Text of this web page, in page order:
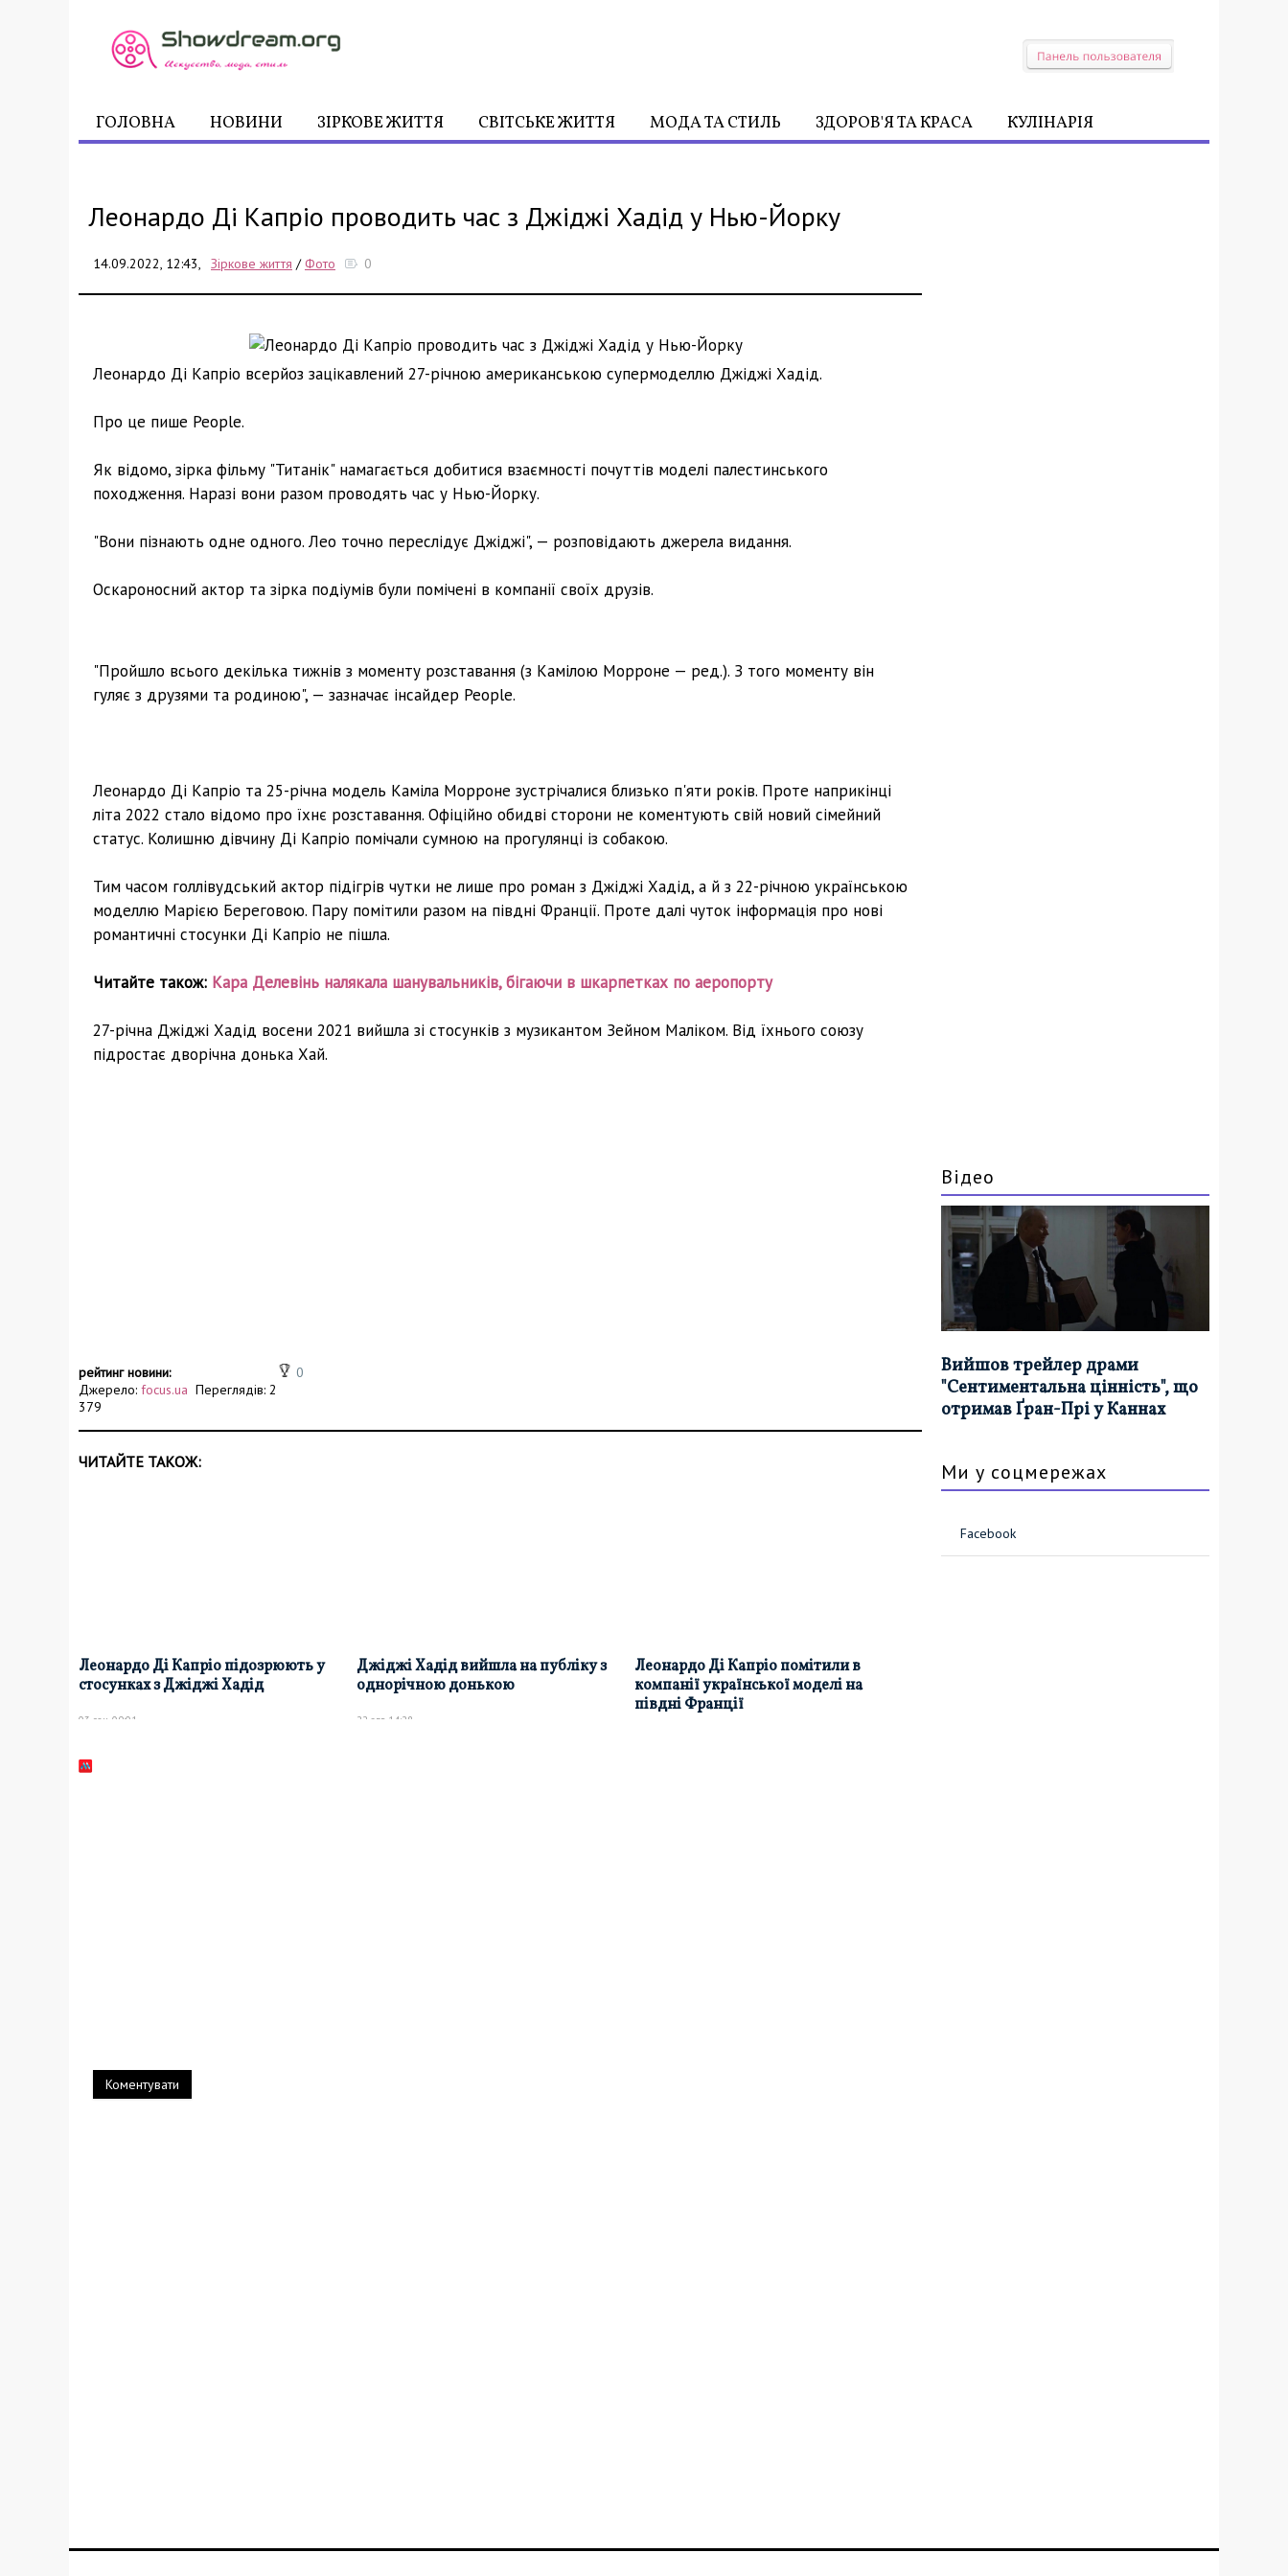
ГОЛОВНА НОВИНИ ЗІРКОВЕ ЖИТТЯ СВІТСЬКЕ ЖИТТЯ МОДА ТА СТИЛЬ ЗДОРОВ'Я ТА КРАСА КУЛІНАРІЯ
Леонардо Ді Капріо проводить час з Джіджі Хадід у Нью-Йорку
14.09.2022, 12:43, Зіркове життя /Фото 0
Леонардо Ді Капріо всерйоз зацікавлений 27-річною американською супермоделлю Джіджі Хадід.
Про це пише People.
Як відомо, зірка фільму "Титанік" намагається добитися взаємності почуттів моделі палестинського
походження. Наразі вони разом проводять час у Нью-Йорку.
"Вони пізнають одне одного. Лео точно переслідує Джіджі", — розповідають джерела видання.
Оскароносний актор та зірка подіумів були помічені в компанії своїх друзів.
"Пройшло всього декілька тижнів з моменту розставання (з Камілою Морроне — ред.). З того моменту він
гуляє з друзями та родиною", — зазначає інсайдер People.
Леонардо Ді Капріо та 25-річна модель Каміла Морроне зустрічалися близько п'яти років. Проте наприкінці
літа 2022 стало відомо про їхнє розставання. Офіційно обидві сторони не коментують свій новий сімейний
статус. Колишню дівчину Ді Капріо помічали сумною на прогулянці із собакою.
Тим часом голлівудський актор підігрів чутки не лише про роман з Джіджі Хадід, а й з 22-річною українською
моделлю Марією Береговою. Пару помітили разом на півдні Франції. Проте далі чуток інформація про нові
романтичні стосунки Ді Капріо не пішла.
Читайте також: Кара Делевінь налякала шанувальників, бігаючи в шкарпетках по аеропорту
27-річна Джіджі Хадід восени 2021 вийшла зі стосунків з музикантом Зейном Маліком. Від їхнього союзу
підростає дворічна донька Хай.
рейтинг новини:
0
Джерело: focus.ua Переглядів: 2
379
ЧИТАЙТЕ ТАКОЖ:
Леонардо Ді Капріо підозрюють у
стосунках з Джіджі Хадід
03 сен, 09:01
Джіджі Хадід вийшла на публіку з
однорічною донькою
22 авг, 14:28
Леонардо Ді Капріо помітили в
компанії української моделі на
півдні Франції
Коментувати
Відео
Вийшов трейлер драми
"Сентиментальна цінність", що
отримав Ґран-Прі у Каннах
Ми у соцмережах
Facebook